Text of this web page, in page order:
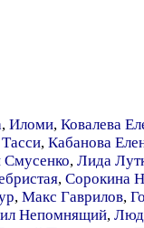
, Иломи, Ковалева
, Кабанова
Смусенко, Лида
, Сорокина
, Макс Гаврилов,
Непомнящий,